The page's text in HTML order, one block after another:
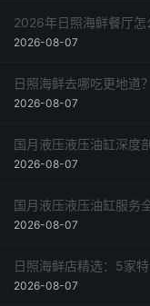
2026年日照海鲜餐厅
2026-08-07
日照海鲜去哪吃更地道
2026-08-07
国月液压液压油缸深度
2026-08-07
国月液压液压油缸服务
2026-08-07
日照海鲜店精选：5家
2026-08-07